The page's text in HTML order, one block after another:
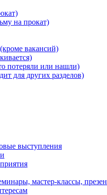
на прокат)
вакансий)
потеряли или нашли)
для других разделов)
выступления
мастер-классы,